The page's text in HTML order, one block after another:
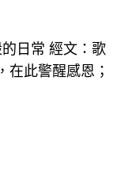
日常 經文：歌
此警醒感恩；